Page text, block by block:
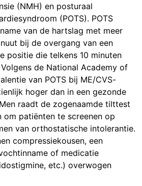
(NMH) en posturaal
(POTS). POTS
van de hartslag met meer
bij de overgang van een
positie die telkens 10 minuten
de National Academy of
van POTS bij ME/CVS-
hoger dan in een gezonde
raadt de zogenaamde tilttest
patiënten te screenen op
van orthostatische intolerantie.
compressiekousen, een
of medicatie
etc.) overwogen